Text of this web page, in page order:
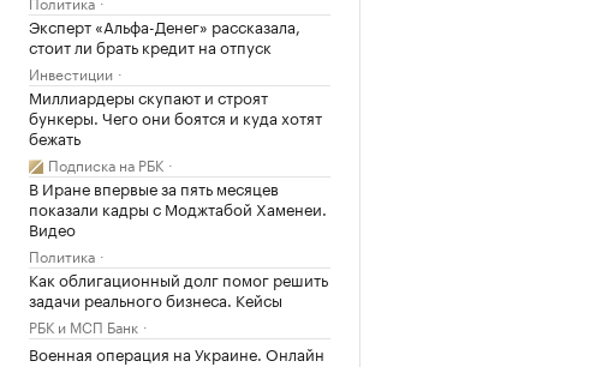
Эксперт «Альфа-Денег» рассказала,
стоит ли брать кредит на отпуск
Инвестиции
Миллиардеры скупают и строят
бункеры. Чего они боятся и куда хотят
бежать
Подписка на РБК
В Иране впервые за пять месяцев
показали кадры с Моджтабой Хаменеи.
Видео
Политика
Как облигационный долг помог решить
задачи реального бизнеса. Кейсы
РБК и МСП Банк
Военная операция на Украине. Онлайн